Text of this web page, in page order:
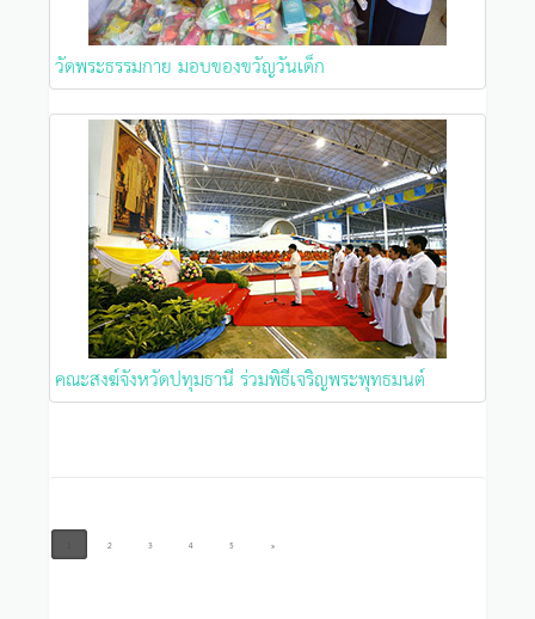
วัดพระธรรมกาย มอบของขวัญวันเด็ก
คณะสงฆ์จังหวัดปทุมธานี ร่วมพิธีเจริญพระพุทธมนต์
2 3 4 5 »